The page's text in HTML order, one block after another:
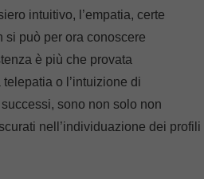
intuitivo, l’empatia, certe
si può per ora conoscere
è più che provata
o l’intuizione di
sono non solo non
nell’individuazione dei profili